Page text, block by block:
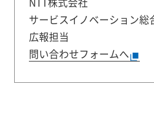
サービスイノベーション総
広報担当
問い合わせフォームへ